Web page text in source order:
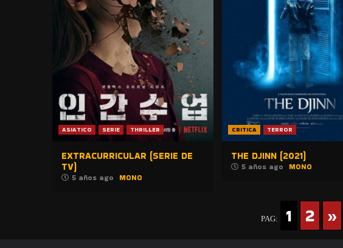
ASIATICO SERIE THRILLER
EXTRACURRICULAR (SERIE DE
TV)
5 años ago MONO
CRITICA TERROR
THE DJINN (2021)
5 años ago MONO
PAG: 1 2 »